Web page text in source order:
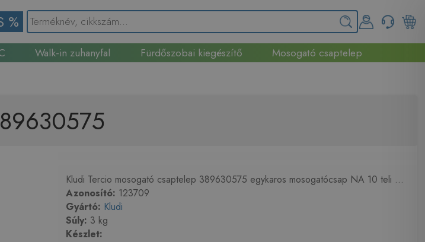
%
Walk-in zuhanyfal Fürdőszobai kiegészítő
Mosogató csaptelep
mosogató
Kludi Tercio mosogató csaptelep 389630575 egykaros mosogatócsap NA 10 teli ...
Azonosító: 123709
Gyártó: Kludi
Súly: 3 kg
Készlet: